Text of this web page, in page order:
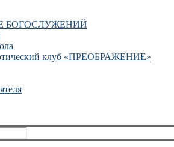
БОГОСЛУЖЕНИЙ
клуб «ПРЕОБРАЖЕНИЕ»